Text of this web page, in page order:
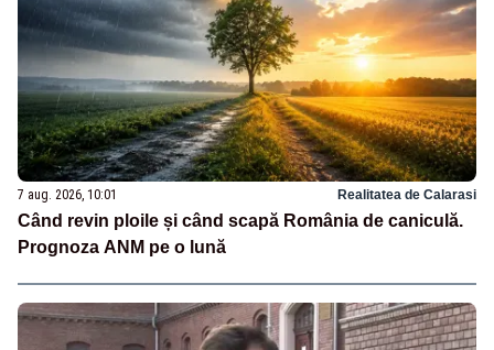
7 aug. 2026, 10:01 Realitatea de Calarasi
Când revin ploile și când scapă România de caniculă.
Prognoza ANM pe o lună